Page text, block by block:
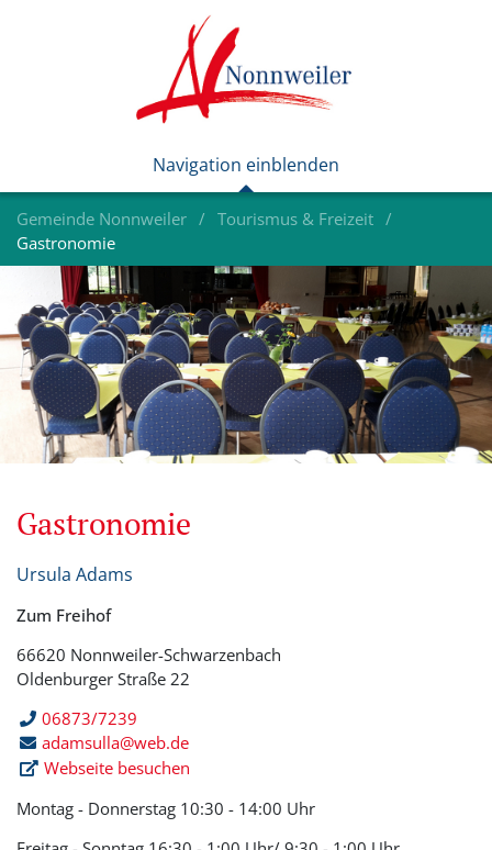
Gemeinde Nonnweiler
Tourismus & Freizeit
Gastronomie
Gastronomie
Ursula Adams
Zum Freihof
66620 Nonnweiler-Schwarzenbach
Oldenburger Straße 22
06873/7239
adamsulla@web.de
Webseite besuchen
Montag - Donnerstag 10:30 - 14:00 Uhr